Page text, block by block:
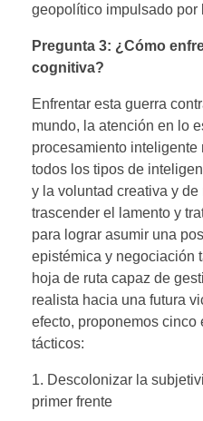
geopolítico impulsado por
Pregunta 3: ¿Cómo
cognitiva?
Enfrentar esta guerra
mundo, la atención en lo
procesamiento
todos los tipos de
y la voluntad creativa y
trascender el lamento y
para lograr asumir una
epistémica y negociación
hoja de ruta capaz de
realista hacia una futura
efecto, proponemos cinco
tácticos:
1. Descolonizar la
primer frente